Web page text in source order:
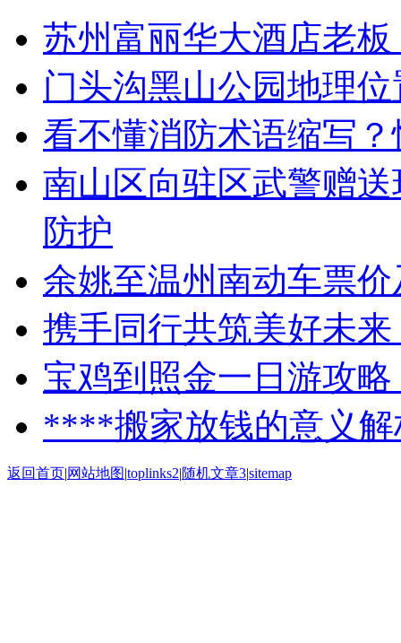
苏州富丽华大酒店老
门头沟黑山公园地理
看不懂消防术语缩写
南山区向驻区武警赠
防护
余姚至温州南动车票
携手同行共筑美好未
宝鸡到照金一日游攻
****搬家放钱的意义解
返回首页|网站地图|toplinks2|随机文章3|sitemap